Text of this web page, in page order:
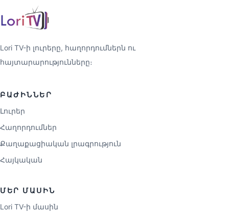
Lori TV-ի լուրերը, հաղորդումներն ու
հայտարարությունները։
ԲԱԺԻՆՆԵՐ
Լուրեր
Հաղորդումներ
Քաղաքացիական լրագրություն
Հայկական
ՄԵՐ ՄԱՍԻՆ
Lori TV-ի մասին